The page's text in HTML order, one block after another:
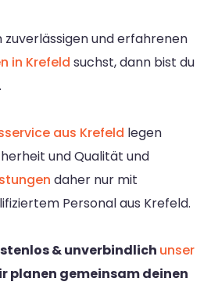
zuverlässigen und erfahrenen
in Krefeld suchst, dann bist du
aus Krefeld legen
und Qualität und
daher nur mit
Personal aus Krefeld.
& unverbindlich unser
planen gemeinsam deinen